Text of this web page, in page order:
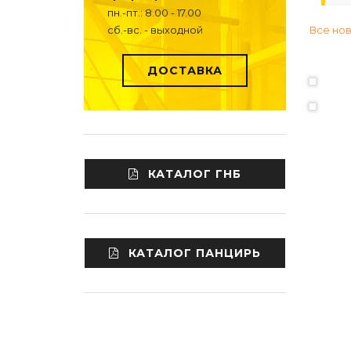
Все
пн.-пт.: 8.00 - 17.00
сб.-вс. - выходной
ДОСТАВКА
КАТАЛОГ ГНБ
КАТАЛОГ ПАНЦИРЬ